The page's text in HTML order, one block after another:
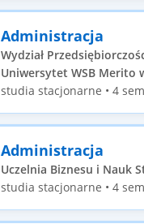
Administracja
Wydział
Uniwersytet WSB Merito
studia stacjonarne • 4
Administracja
Uczelnia Biznesu i Nauk
studia stacjonarne • 4